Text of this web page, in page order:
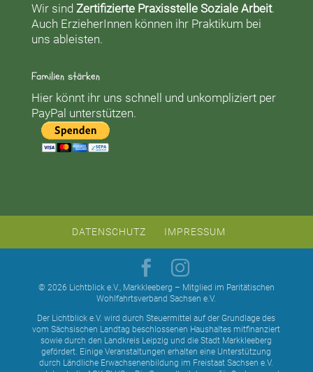
Wir sind Zertifizierte Praxisstelle Soziale Arbeit.
Auch ErzieherInnen können ihr Praktikum bei
uns ableisten.
Familien stärken
Hier könnt ihr uns schnell und unkompliziert per
PayPal unterstützen.
DATENSCHUTZ IMPRESSUM
© 2026 Lichtblick e.V., Markkleeberg – Mitglied im Paritätischen
Wohlfahrtsverband Sachsen e.V.
Der Lichtblick e.V. wird durch Steuermittel auf der Grundlage des
vom Sächsischen Landtag beschlossenen Haushaltes mitfinanziert
sowie durch den Landkreis Leipzig und die Stadt Markkleeberg
gefördert. Einige Veranstaltungen erhalten eine Unterstützung
durch Ländliche Erwachsenenbildung im Freistaat Sachsen e.V.